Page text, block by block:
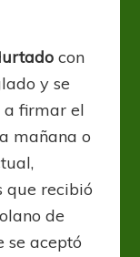
con
y se
a firmar el
mañana o
que recibió
de
se aceptó